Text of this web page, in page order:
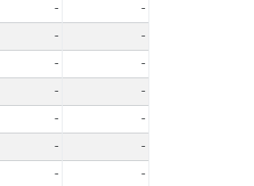
-
-
-
-
-
-
-
-
-
-
-
-
-
-